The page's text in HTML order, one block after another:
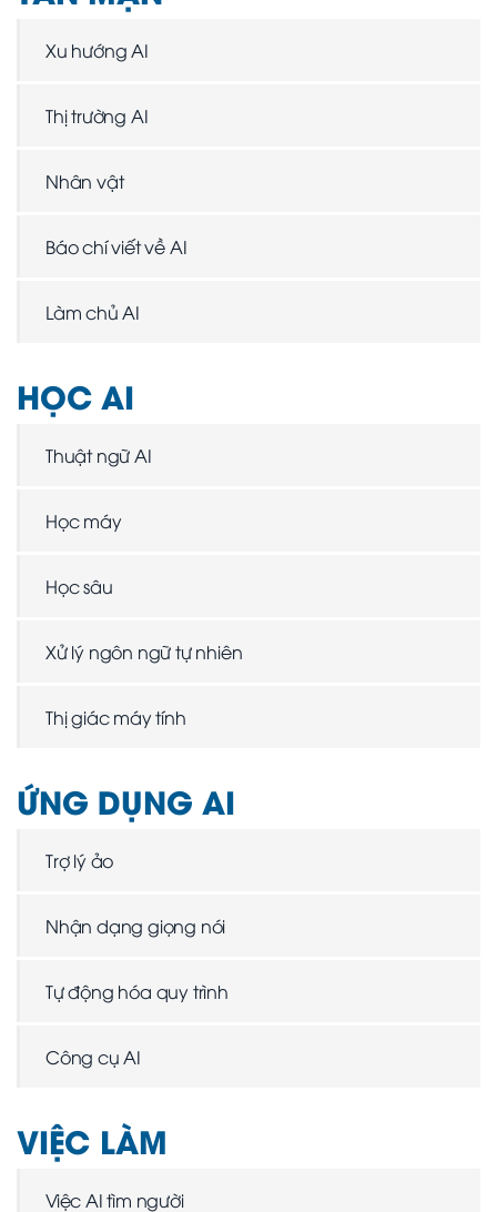
Xu hướng AI
Thị trường AI
Nhân vật
Báo chí viết về AI
Làm chủ AI
HỌC AI
Thuật ngữ AI
Học máy
Học sâu
Xử lý ngôn ngữ tự nhiên
Thị giác máy tính
ỨNG DỤNG AI
Trợ lý ảo
Nhận dạng giọng nói
Tự động hóa quy trình
Công cụ AI
VIỆC LÀM
Việc AI tìm người